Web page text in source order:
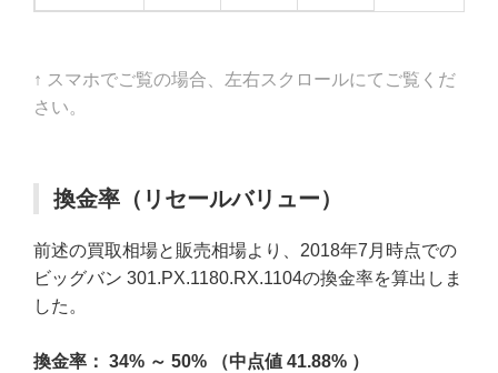
↑ スマホでご覧の場合、左右スクロールにてご覧くだ
さい。
換金率（リセールバリュー）
前述の買取相場と販売相場より、2018年7月時点での
ビッグバン 301.PX.1180.RX.1104の換金率を算出しま
した。
換金率： 34% ～ 50% （中点値 41.88% ）